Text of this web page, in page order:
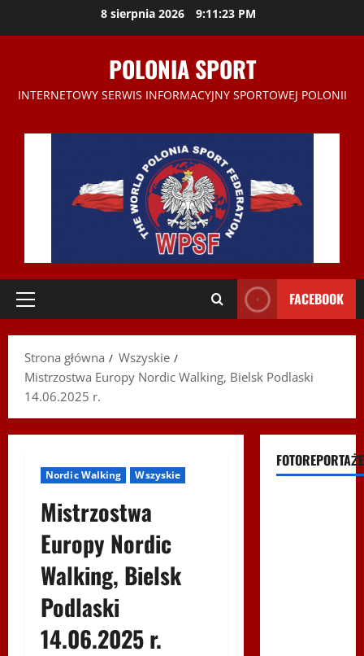
8 sierpnia 2026 9:11:23 PM
POLONIA SPORT
INTERNETOWY SERWIS INFORMACYJNY SPORTOWEJ POLONII
Menu
FACEBOOK
Strona główna
Wszyskie
Mistrzostwa Europy Nordic Walking, Bielsk Podlaski
14.06.2025 r.
Nordic Walking Wszyskie
Mistrzostwa
Europy Nordic
Walking, Bielsk
Podlaski
14.06.2025 r.
FOTOREPORTAŻE